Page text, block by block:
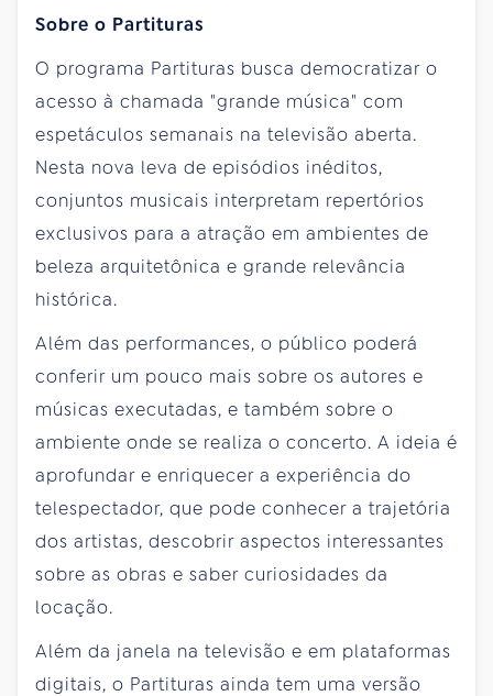
Sobre o Partituras
O programa Partituras busca democratizar o
acesso à chamada "grande música" com
espetáculos semanais na televisão aberta.
Nesta nova leva de episódios inéditos,
conjuntos musicais interpretam repertórios
exclusivos para a atração em ambientes de
beleza arquitetônica e grande relevância
histórica.
Além das performances, o público poderá
conferir um pouco mais sobre os autores e
músicas executadas, e também sobre o
ambiente onde se realiza o concerto. A ideia é
aprofundar e enriquecer a experiência do
telespectador, que pode conhecer a trajetória
dos artistas, descobrir aspectos interessantes
sobre as obras e saber curiosidades da
locação.
Além da janela na televisão e em plataformas
digitais, o Partituras ainda tem uma versão